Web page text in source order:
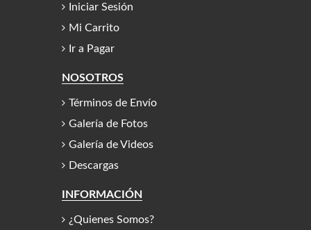
Iniciar Sesión
Mi Carrito
Ir a Pagar
NOSOTROS
Términos de Envío
Galería de Fotos
Galería de Videos
Descargas
INFORMACIÓN
¿Quienes Somos?